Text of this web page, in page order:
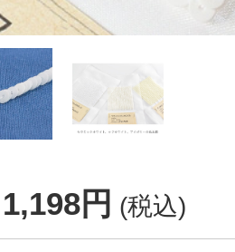
1,198円 (税込)